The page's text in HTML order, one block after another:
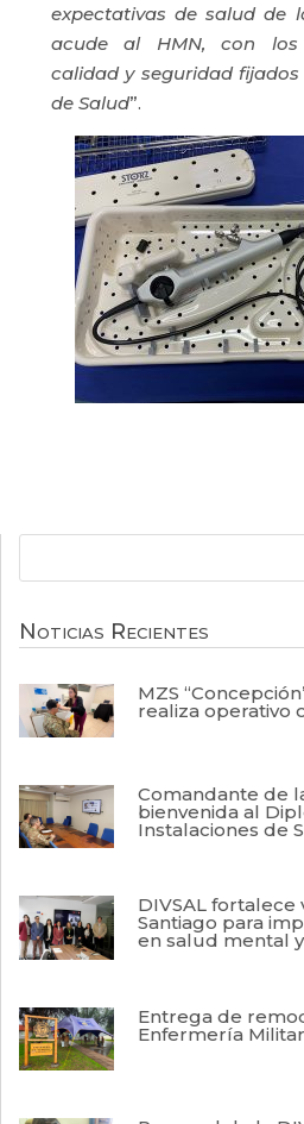
expectativas de salud de
acude al HMN, con los
calidad y seguridad
de Salud”.
Noticias Recientes
MZS
realiza operativo
Comandante de
bienvenida al
Instalaciones de
DIVSAL
Santiago para
en salud mental
Entrega de
Enfermería